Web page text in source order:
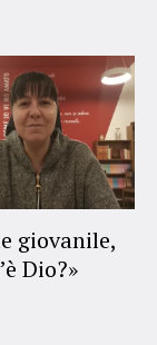
giovanile,
Dio?»